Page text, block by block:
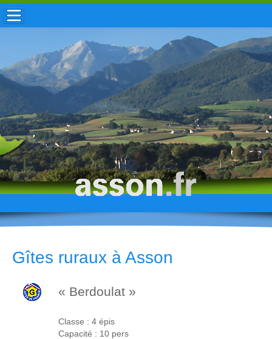
ACCUEIL / INFOS
MUNICIPALITÉ
VIE LOCALE
ENFANCE
TOURISME
HISTOIRE
Gîtes ruraux à Asson
« Berdoulat »
Classe : 4 épis
Capacité : 10 pers